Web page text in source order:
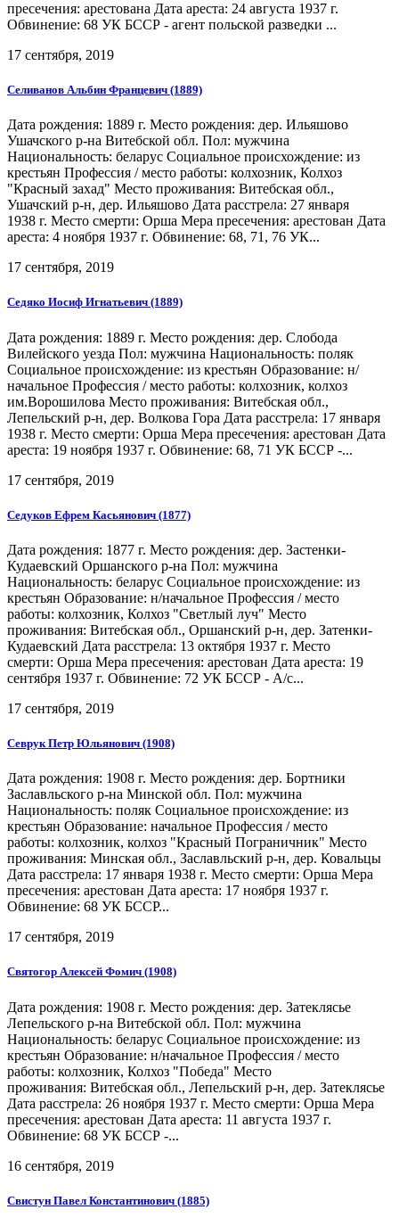
пресечения: арестована Дата ареста: 24 августа 1937 г.
Обвинение: 68 УК БССР - агент польской разведки ...
17 сентября, 2019
Селиванов Альбин Францевич (1889)
Дата рождения: 1889 г. Место рождения: дер. Ильяшово
Ушачского р-на Витебской обл. Пол: мужчина
Национальность: беларус Социальное происхождение: из
крестьян Профессия / место работы: колхозник, Колхоз
"Красный захад" Место проживания: Витебская обл.,
Ушачский р-н, дер. Ильяшово Дата расстрела: 27 января
1938 г. Место смерти: Орша Мера пресечения: арестован Дата
ареста: 4 ноября 1937 г. Обвинение: 68, 71, 76 УК...
17 сентября, 2019
Седяко Иосиф Игнатьевич (1889)
Дата рождения: 1889 г. Место рождения: дер. Слобода
Вилейского уезда Пол: мужчина Национальность: поляк
Социальное происхождение: из крестьян Образование: н/
начальное Профессия / место работы: колхозник, колхоз
им.Ворошилова Место проживания: Витебская обл.,
Лепельский р-н, дер. Волкова Гора Дата расстрела: 17 января
1938 г. Место смерти: Орша Мера пресечения: арестован Дата
ареста: 19 ноября 1937 г. Обвинение: 68, 71 УК БССР -...
17 сентября, 2019
Седуков Ефрем Касьянович (1877)
Дата рождения: 1877 г. Место рождения: дер. Застенки-
Кудаевский Оршанского р-на Пол: мужчина
Национальность: беларус Социальное происхождение: из
крестьян Образование: н/начальное Профессия / место
работы: колхозник, Колхоз "Светлый луч" Место
проживания: Витебская обл., Оршанский р-н, дер. Затенки-
Кудаевский Дата расстрела: 13 октября 1937 г. Место
смерти: Орша Мера пресечения: арестован Дата ареста: 19
сентября 1937 г. Обвинение: 72 УК БССР - А/с...
17 сентября, 2019
Севрук Петр Юльянович (1908)
Дата рождения: 1908 г. Место рождения: дер. Бортники
Заславльского р-на Минской обл. Пол: мужчина
Национальность: поляк Социальное происхождение: из
крестьян Образование: начальное Профессия / место
работы: колхозник, колхоз "Красный Пограничник" Место
проживания: Минская обл., Заславльский р-н, дер. Ковальцы
Дата расстрела: 17 января 1938 г. Место смерти: Орша Мера
пресечения: арестован Дата ареста: 17 ноября 1937 г.
Обвинение: 68 УК БССР...
17 сентября, 2019
Святогор Алексей Фомич (1908)
Дата рождения: 1908 г. Место рождения: дер. Затеклясье
Лепельского р-на Витебской обл. Пол: мужчина
Национальность: беларус Социальное происхождение: из
крестьян Образование: н/начальное Профессия / место
работы: колхозник, Колхоз "Победа" Место
проживания: Витебская обл., Лепельский р-н, дер. Затеклясье
Дата расстрела: 26 ноября 1937 г. Место смерти: Орша Мера
пресечения: арестован Дата ареста: 11 августа 1937 г.
Обвинение: 68 УК БССР -...
16 сентября, 2019
Свистун Павел Константинович (1885)